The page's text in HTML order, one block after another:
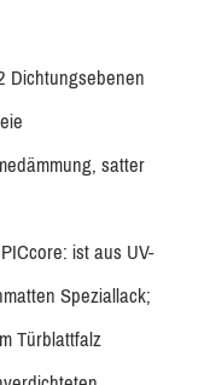
Dichtungsebenen
satter
ist aus UV-
Speziallack;
Türblattfalz